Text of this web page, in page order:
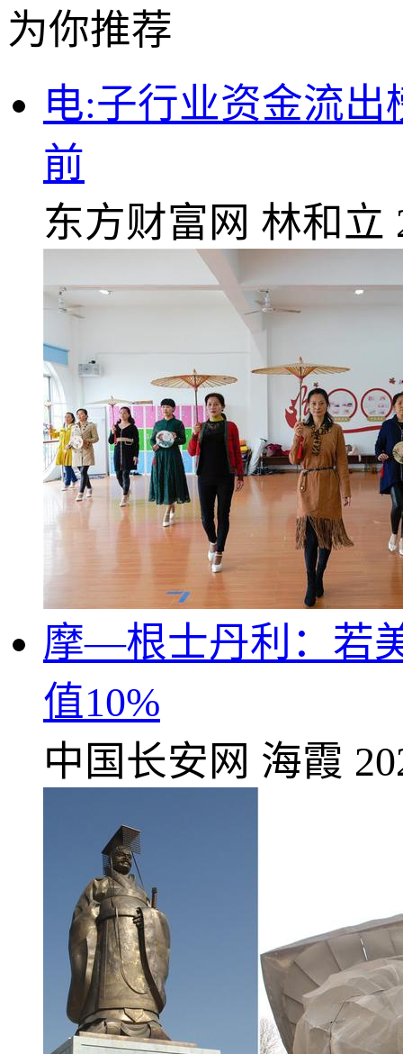
为你推荐
电:子行业资金流
前
东方财富网 林和立
摩—根士丹利：若
值10%
中国长安网 海霞